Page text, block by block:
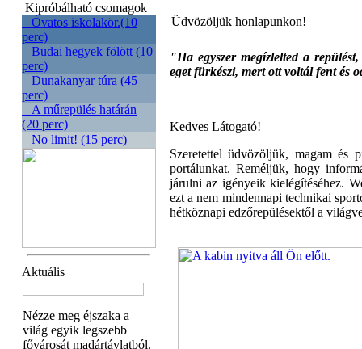
Kipróbálható csomagok
Óvatos iskolakör.(10
perc)
Budai hegyek fölött (10
perc)
Dunakanyar túra (45
perc)
A műrepülés határán
(20 perc)
No limit! (15 perc)
Aktuális
Üdvözöljük honlapunkon!
"Ha egyszer megízlelted a
eget fürkészi, mert ott voltál fent és
Kedves Látogató!
Szeretettel üdvözöljük, magam és
portálunkat. Reméljük, hogy
járulni az igényeik kielégítéséhez.
ezt a nem mindennapi technikai
hétköznapi edzőrepülésektől a